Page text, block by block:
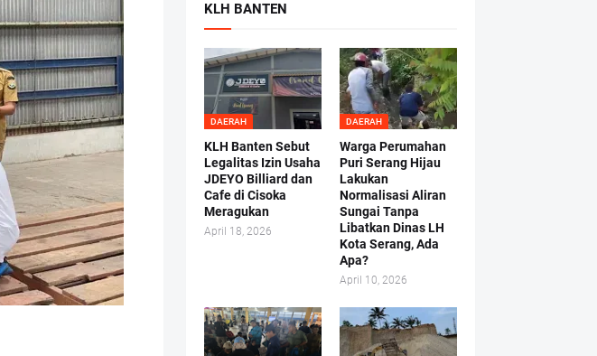
KLH BANTEN
DAERAH
KLH Banten Sebut
Legalitas Izin Usaha
JDEYO Billiard dan
Cafe di Cisoka
Meragukan
April 18, 2026
DAERAH
Warga Perumahan
Puri Serang Hijau
Lakukan
Normalisasi Aliran
Sungai Tanpa
Libatkan Dinas LH
Kota Serang, Ada
Apa?
April 10, 2026